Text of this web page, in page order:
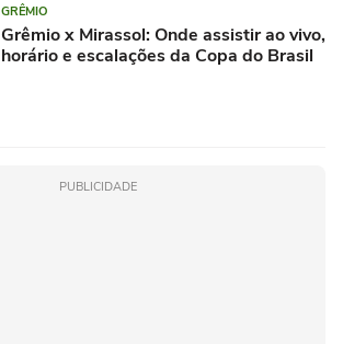
GRÊMIO
Grêmio x Mirassol: Onde assistir ao vivo,
horário e escalações da Copa do Brasil
PUBLICIDADE